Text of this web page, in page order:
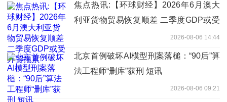
焦点热讯:【环球财经】2026年6月澳大
利亚货物贸易恢复顺差 二季度GDP或受
2026-08-06 14:44
北京首例破坏AI模型刑案落槌：“90后”算
法工程师“删库”获刑 短讯
2026-08-06 09:21